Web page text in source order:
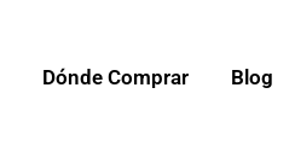
Dónde Comprar Blog